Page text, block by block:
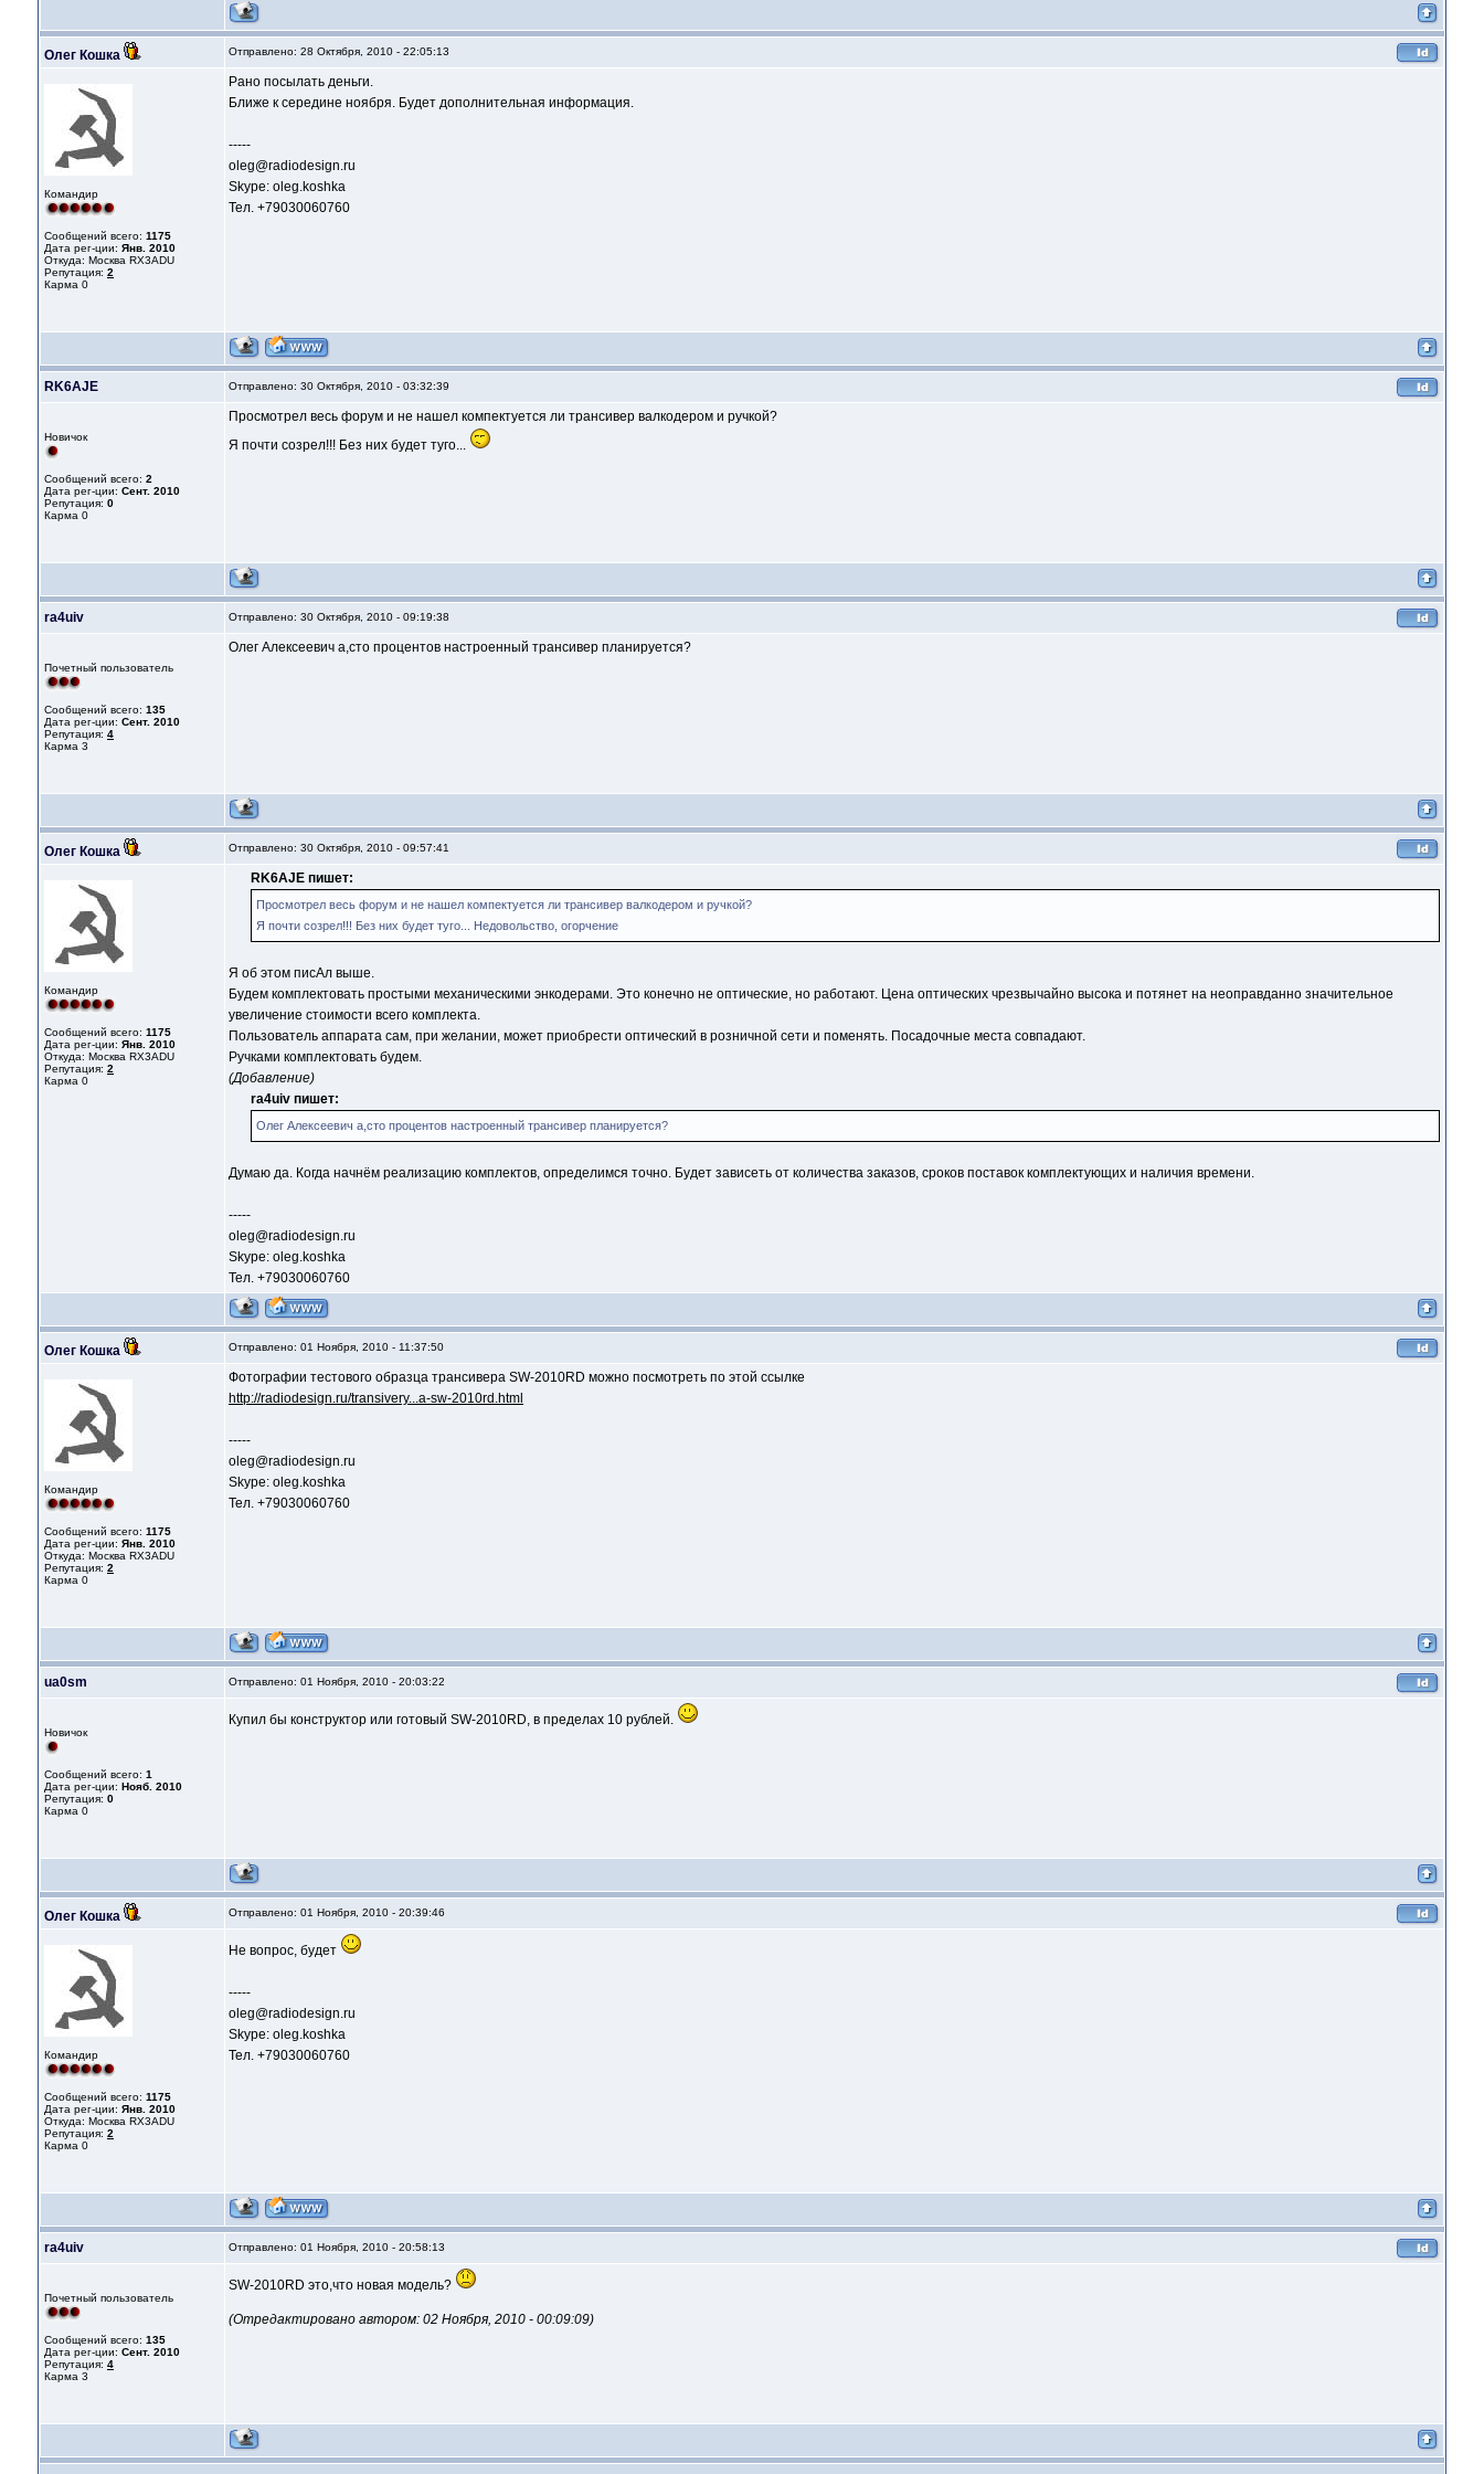
Олег Кошка Отправлено: 28 Октября, 2010 - 22:05:13
Командир
Сообщений всего: 1175
Дата рег-ции: Янв. 2010
Откуда: Москва RX3ADU
Репутация: 2
Карма 0
Рано посылать деньги.
Ближе к середине ноября. Будет дополнительная информация.
-----
oleg@radiodesign.ru
Skype: oleg.koshka
Тел. +79030060760
RK6AJE Отправлено: 30 Октября, 2010 - 03:32:39
Новичок
Сообщений всего: 2
Дата рег-ции: Сент. 2010
Репутация: 0
Карма 0
Просмотрел весь форум и не нашел компектуется ли трансивер валкодером и ручкой?
Я почти созрел!!! Без них будет туго...
ra4uiv Отправлено: 30 Октября, 2010 - 09:19:38
Почетный пользователь
Сообщений всего: 135
Дата рег-ции: Сент. 2010
Репутация: 4
Карма 3
Олег Алексеевич а,сто процентов настроенный трансивер планируется?
Олег Кошка Отправлено: 30 Октября, 2010 - 09:57:41
Командир
Сообщений всего: 1175
Дата рег-ции: Янв. 2010
Откуда: Москва RX3ADU
Репутация: 2
Карма 0
RK6AJE пишет:
Просмотрел весь форум и не нашел компектуется ли трансивер валкодером и ручкой?
Я почти созрел!!! Без них будет туго... Недовольство, огорчение
Я об этом писАл выше.
Будем комплектовать простыми механическими энкодерами. Это конечно не оптические, но работают. Цена оптических чрезвычайно высока и потянет на неоправданно значительное
увеличение стоимости всего комплекта.
Пользователь аппарата сам, при желании, может приобрести оптический в розничной сети и поменять. Посадочные места совпадают.
Ручками комплектовать будем.
(Добавление)
ra4uiv пишет:
Олег Алексеевич а,сто процентов настроенный трансивер планируется?
Думаю да. Когда начнём реализацию комплектов, определимся точно. Будет зависеть от количества заказов, сроков поставок комплектующих и наличия времени.
-----
oleg@radiodesign.ru
Skype: oleg.koshka
Тел. +79030060760
Олег Кошка Отправлено: 01 Ноября, 2010 - 11:37:50
Командир
Сообщений всего: 1175
Дата рег-ции: Янв. 2010
Откуда: Москва RX3ADU
Репутация: 2
Карма 0
Фотографии тестового образца трансивера SW-2010RD можно посмотреть по этой ссылке
http://radiodesign.ru/transivery...a-sw-2010rd.html
-----
oleg@radiodesign.ru
Skype: oleg.koshka
Тел. +79030060760
ua0sm Отправлено: 01 Ноября, 2010 - 20:03:22
Новичок
Сообщений всего: 1
Дата рег-ции: Нояб. 2010
Репутация: 0
Карма 0
Купил бы конструктор или готовый SW-2010RD, в пределах 10 рублей.
Олег Кошка Отправлено: 01 Ноября, 2010 - 20:39:46
Командир
Сообщений всего: 1175
Дата рег-ции: Янв. 2010
Откуда: Москва RX3ADU
Репутация: 2
Карма 0
Не вопрос, будет
-----
oleg@radiodesign.ru
Skype: oleg.koshka
Тел. +79030060760
ra4uiv Отправлено: 01 Ноября, 2010 - 20:58:13
Почетный пользователь
Сообщений всего: 135
Дата рег-ции: Сент. 2010
Репутация: 4
Карма 3
SW-2010RD это,что новая модель?
(Отредактировано автором: 02 Ноября, 2010 - 00:09:09)